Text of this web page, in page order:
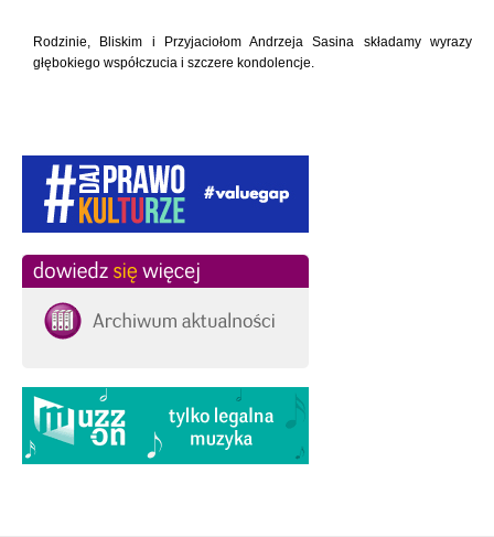
Rodzinie, Bliskim i Przyjaciołom Andrzeja Sasina składamy wyrazy
głębokiego współczucia i szczere kondolencje.